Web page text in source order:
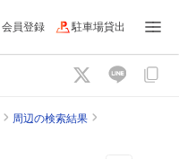
会員登録 駐車場貸出
周辺の検索結果